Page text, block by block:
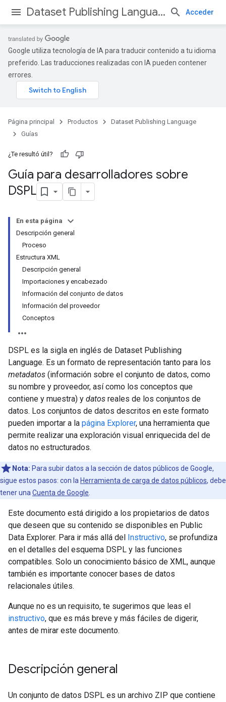
Dataset Publishing Language Acceder
Google utiliza tecnología de IA para traducir contenido a tu idioma
preferido. Las traducciones realizadas con IA pueden contener
errores.
Página principal Productos
Dataset Publishing Language
Guías
¿Te resultó útil?
Guía para desarrolladores sobre
DSPL
En esta página
Descripción general
Proceso
Estructura XML
Descripción general
Importaciones y encabezado
Información del conjunto de datos
Información del proveedor
Conceptos
DSPL es la sigla en inglés de Dataset Publishing
Language. Es un formato de representación tanto para los
metadatos (información sobre el conjunto de datos, como
su nombre y proveedor, así como los conceptos que
contiene y muestra) y datos reales de los conjuntos de
datos. Los conjuntos de datos descritos en este formato
pueden importar a la página Explorer, una herramienta que
permite realizar una exploración visual enriquecida del de
datos no estructurados.
Nota: Para subir datos a la sección de datos públicos de Google,
sigue estos pasos: con la Herramienta de carga de datos públicos, debe
tener una Cuenta de Google
Este documento está dirigido a los propietarios de datos
que deseen que su contenido se disponibles en Public
Data Explorer. Para ir más allá del Instructivo, se profundiza
en el detalles del esquema DSPL y las funciones
compatibles. Solo un conocimiento básico de XML, aunque
también es importante conocer bases de datos
relacionales útiles.
Aunque no es un requisito, te sugerimos que leas el
instructivo, que es más breve y más fáciles de digerir,
antes de mirar este documento.
Descripción general
Un conjunto de datos DSPL es un archivo ZIP que contiene